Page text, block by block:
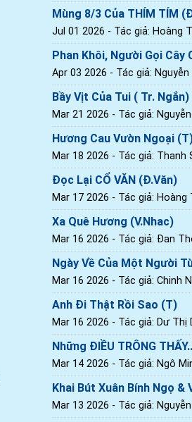
Mùng 8/3 Của THÍM TÍM
Jul 01 2026 - Tác giả: Hoàng
Phan Khôi, Người Gọi Cây
Apr 03 2026 - Tác giả:
Bầy Vịt Của Tui ( Tr. Ngắn)
Mar 21 2026 - Tác giả:
Hương Cau Vườn Ngoại
Mar 18 2026 - Tác giả: Thanh
Đọc Lại CỔ VĂN (Đ.Văn)
Mar 17 2026 - Tác giả: Hoàng
Xa Quê Hương (V.Nhac)
Mar 16 2026 - Tác giả: Đan
Ngày Về Của Một Người
Mar 16 2026 - Tác giả: Chinh
Anh Đi Thật Rồi Sao (T)
Mar 16 2026 - Tác giả: Dư Thị
Những ĐIỀU TRÔNG
Mar 14 2026 - Tác giả: Ngô
Khai Bút Xuân Bính Ngọ &
Mar 13 2026 - Tác giả: